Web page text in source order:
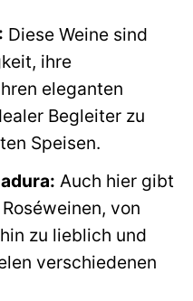
Diese Weine sind
ihre
eleganten
Begleiter zu
Speisen.
Auch hier gibt
von
zu lieblich und
verschiedenen